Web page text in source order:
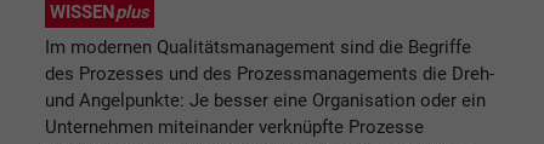
WISSEN plus
Im modernen Qualitätsmanagement sind die Begriffe
des Prozesses und des Prozessmanagements die Dreh-
und Angelpunkte: Je besser eine Organisation oder ein
Unternehmen miteinander verknüpfte Prozesse